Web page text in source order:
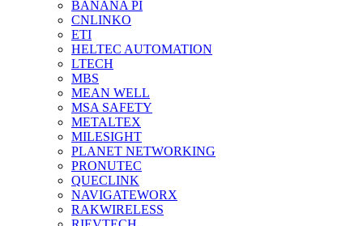
BANANA PI
CNLINKO
ETI
HELTEC AUTOMATION
LTECH
MBS
MEAN WELL
MSA SAFETY
METALTEX
MILESIGHT
PLANET NETWORKING
PRONUTEC
QUECLINK
NAVIGATEWORX
RAKWIRELESS